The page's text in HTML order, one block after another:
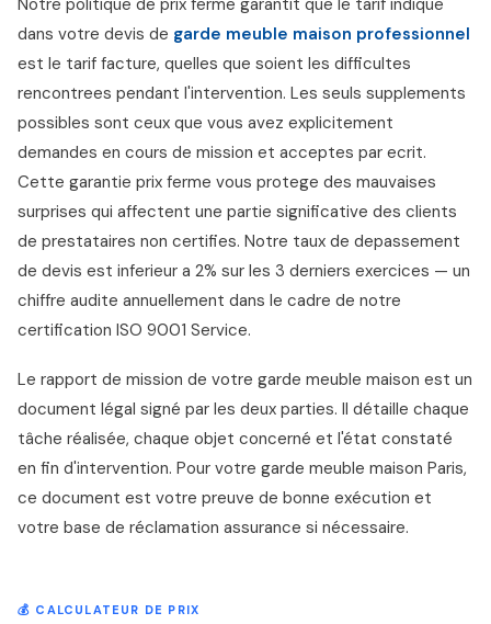
Notre politique de prix ferme garantit que le tarif indique
dans votre devis de garde meuble maison professionnel
est le tarif facture, quelles que soient les difficultes
rencontrees pendant l'intervention. Les seuls supplements
possibles sont ceux que vous avez explicitement
demandes en cours de mission et acceptes par ecrit.
Cette garantie prix ferme vous protege des mauvaises
surprises qui affectent une partie significative des clients
de prestataires non certifies. Notre taux de depassement
de devis est inferieur a 2% sur les 3 derniers exercices — un
chiffre audite annuellement dans le cadre de notre
certification ISO 9001 Service.
Le rapport de mission de votre garde meuble maison est un
document légal signé par les deux parties. Il détaille chaque
tâche réalisée, chaque objet concerné et l'état constaté
en fin d'intervention. Pour votre garde meuble maison Paris,
ce document est votre preuve de bonne exécution et
votre base de réclamation assurance si nécessaire.
💰 CALCULATEUR DE PRIX